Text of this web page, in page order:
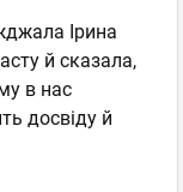
Ірина
й сказала,
в нас
досвіду й